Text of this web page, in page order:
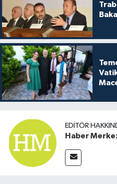
EDITÖR
Haber